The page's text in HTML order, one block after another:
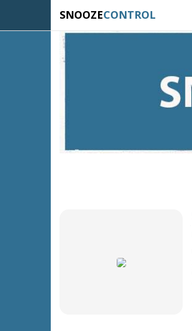
SNOOZECONTROL